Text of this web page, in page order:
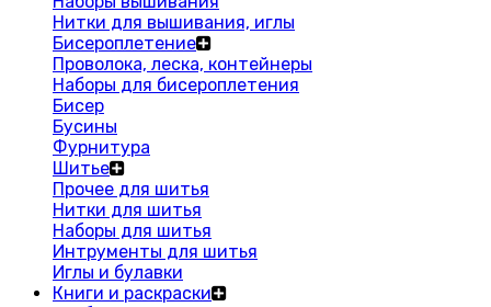
Нитки для вышивания, иглы
Бисероплетение
Проволока, леска, контейнеры
Наборы для бисероплетения
Бисер
Бусины
Фурнитура
Шитье
Прочее для шитья
Нитки для шитья
Наборы для шитья
Интрументы для шитья
Иглы и булавки
Книги и раскраски